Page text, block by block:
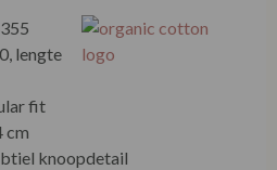
lengte
fit
cm
knoopdetail